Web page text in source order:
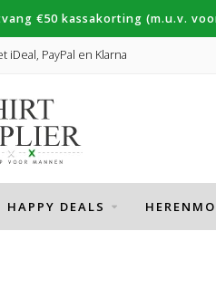
€50 kassakorting (m.u.v.
iDeal, PayPal en Klarna
HAPPY DEALS